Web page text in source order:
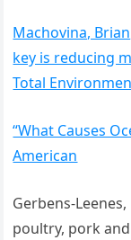
Machovina,
key is reducing
Total
“What Causes
American
Gerbens-
poultry, pork